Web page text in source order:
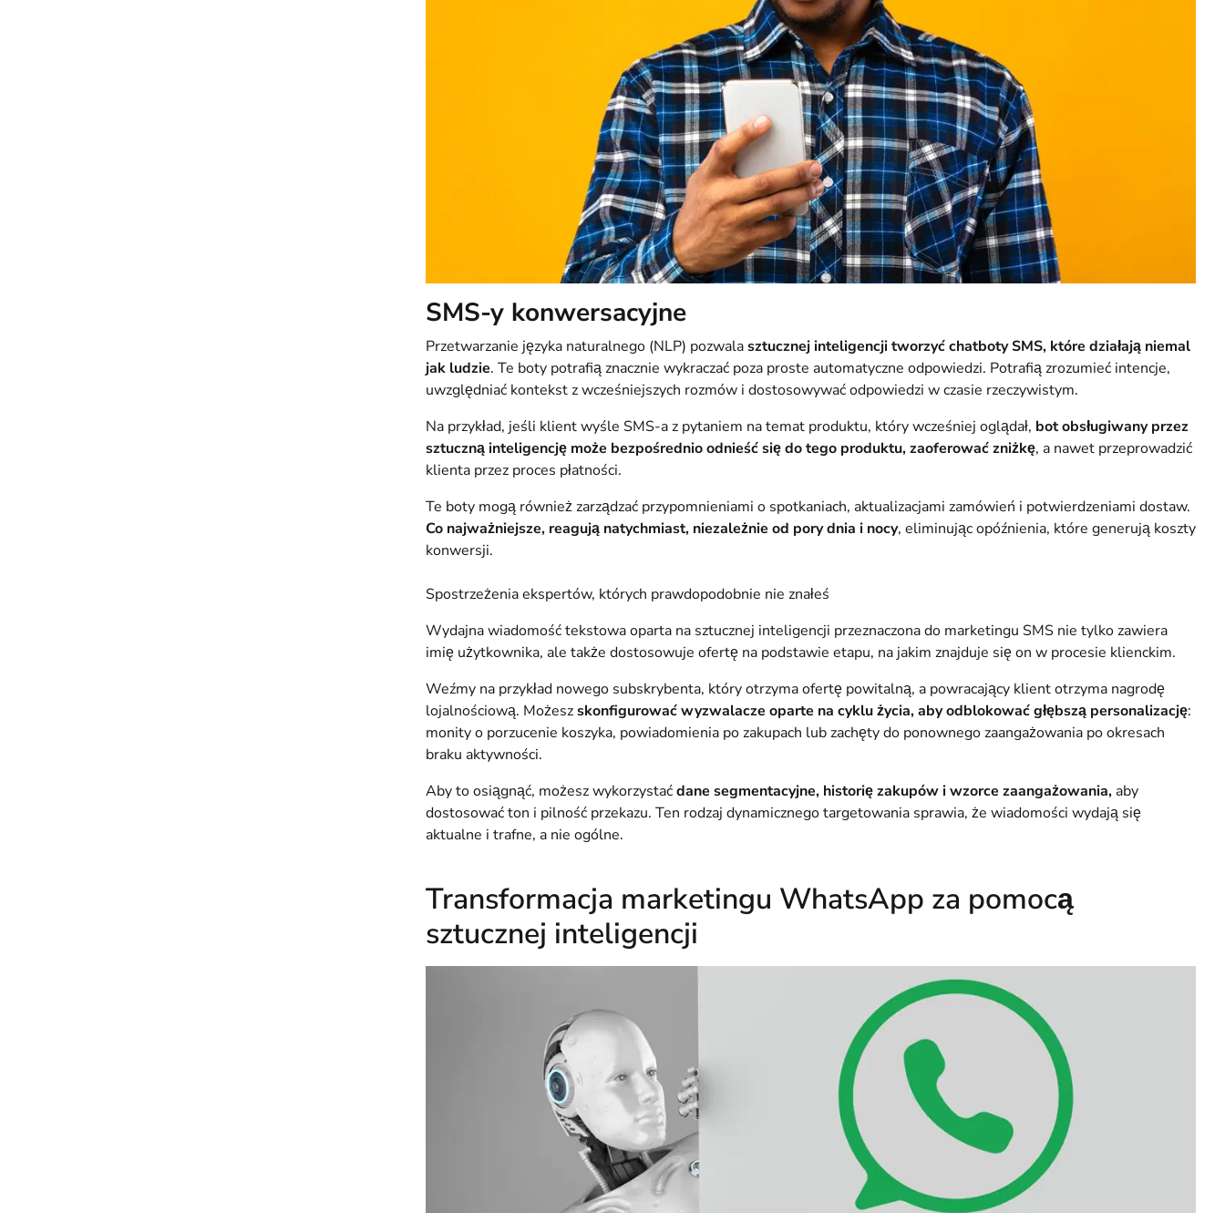
SMS-y konwersacyjne
Przetwarzanie języka naturalnego (NLP) pozwalasztucznej inteligencji tworzyć chatboty SMS, które działają niemal
jak ludzie. Te boty potrafią znacznie wykraczać poza proste automatyczne odpowiedzi. Potrafią zrozumieć intencje,
uwzględniać kontekst z wcześniejszych rozmów i dostosowywać odpowiedzi w czasie rzeczywistym.
Na przykład, jeśli klient wyśle SMS-a z pytaniem na temat produktu, który wcześniej oglądał, bot obsługiwany przez
sztuczną inteligencję może bezpośrednio odnieść się do tego produktu, zaoferować zniżkę, a nawet przeprowadzić
klienta przez proces płatności.
Te boty mogą również zarządzać przypomnieniami o spotkaniach, aktualizacjami zamówień i potwierdzeniami dostaw.
Co najważniejsze, reagują natychmiast, niezależnie od pory dnia i nocy, eliminując opóźnienia, które generują koszty
konwersji.
Spostrzeżenia ekspertów, których prawdopodobnie nie znałeś
Wydajna wiadomość tekstowa oparta na sztucznej inteligencji przeznaczona do marketingu SMS nie tylko zawiera
imię użytkownika, ale także dostosowuje ofertę na podstawie etapu, na jakim znajduje się on w procesie klienckim.
Weźmy na przykład nowego subskrybenta, który otrzyma ofertę powitalną, a powracający klient otrzyma nagrodę
lojalnościową. Możeszskonfigurować wyzwalacze oparte na cyklu życia, aby odblokować głębszą personalizację:
monity o porzucenie koszyka, powiadomienia po zakupach lub zachęty do ponownego zaangażowania po okresach
braku aktywności.
Aby to osiągnąć, możesz wykorzystaćdane segmentacyjne, historię zakupów i wzorce zaangażowania, aby
dostosować ton i pilność przekazu. Ten rodzaj dynamicznego targetowania sprawia, że wiadomości wydają się
aktualne i trafne, a nie ogólne.
Transformacja marketingu WhatsApp za pomocą
sztucznej inteligencji